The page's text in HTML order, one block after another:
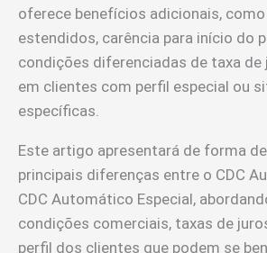
oferece benefícios adicionais,
estendidos, carência para início do
condições diferenciadas de taxa de
em clientes com perfil especial ou
específicas.
Este artigo apresentará de forma
principais diferenças entre o CDC
CDC Automático Especial,
condições comerciais, taxas de
perfil dos clientes que podem se